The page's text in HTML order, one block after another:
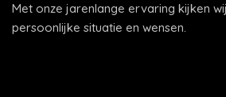
Met onze jarenlange ervaring kijken
persoonlijke situatie en wensen.